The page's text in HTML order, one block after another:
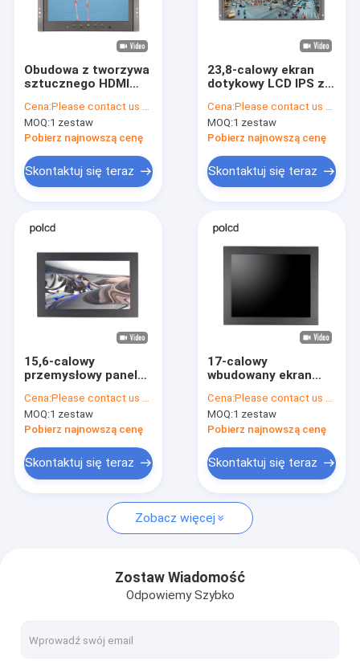
Pokaz VR
O nas
Sprawy
Wyświetlacz TFT LCD
wyświetlacz lcd ips tft
Ekran dotykowy TFT
Obudowa z tworzywa
sztucznego HDMI
Frame Przemysłowy
monitor PC do
komputera
Cena:Please contact us for latest price
MOQ:1 zestaw
Pobierz najnowszą cenę
Skontaktuj się teraz
23,8-calowy ekran
dotykowy LCD IPS z
zastosowań
przemysłowych
Cena:Please contact us for latest price
MOQ:1 zestaw
Pobierz najnowszą cenę
Skontaktuj się teraz
15,6-calowy
przemysłowy panel
HDMI VGA IPS
Cena:Please contact us for latest price
MOQ:1 zestaw
Pobierz najnowszą cenę
Skontaktuj się teraz
17-calowy
wbudowany ekran
HD VGA TFT Panel
przemysłowy
Cena:Please contact us for latest price
MOQ:1 zestaw
Pobierz najnowszą cenę
Skontaktuj się teraz
Zobacz więcej
Zostaw Wiadomość
Odpowiemy Szybko